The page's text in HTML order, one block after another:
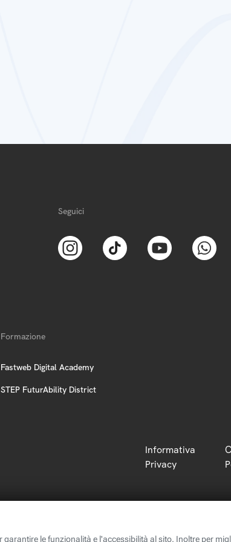
Seguici
Formazione
Fastweb Digital Academy
STEP FuturAbility District
Informativa
Privacy